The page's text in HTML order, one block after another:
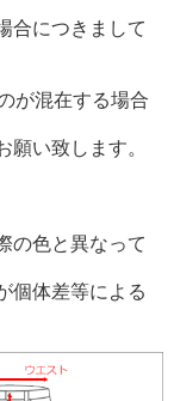
合につきまして
が混在する場合
願い致します。
の色と異なって
個体差等による